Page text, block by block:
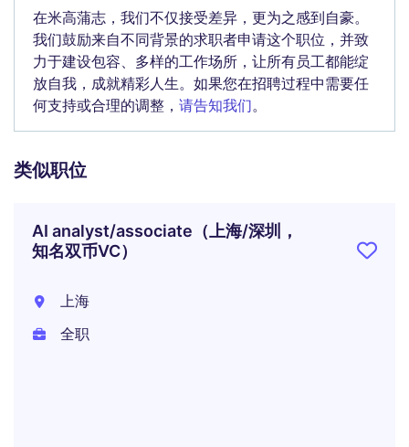
在米高蒲志，我们不仅接受差异，更为之感到自豪。
我们鼓励来自不同背景的求职者申请这个职位，并致
力于建设包容、多样的工作场所，让所有员工都能绽
放自我，成就精彩人生。如果您在招聘过程中需要任
何支持或合理的调整， 请告知我们。
类似职位
AI analyst/associate（上海/深圳，
知名双币VC）
上海
全职